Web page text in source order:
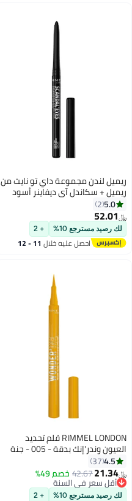
ريميل لندن مجموعة داي تو نايت من
ريميل + سكاندل آي ديفاينر أسود
5.0
2
﷼‏52.01
لك رصيد مسترجع 10% + 2
احصل عليه خلال 11 - 12
4
RIMMEL LONDON قلم تحديد
العيون وندر'إنك بدقة - 005 - جنة
العسل، 1 مل
4.5
37
﷼‏21.34
42.67خصم 49%
أقل سعر في السنة
أقل سعر في السنة
لك رصيد مسترجع 10% + 2